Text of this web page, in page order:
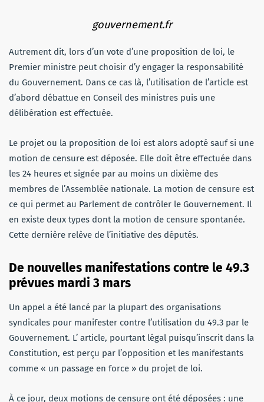
gouvernement.fr
Autrement dit, lors d’un vote d’une proposition de loi, le
Premier ministre peut choisir d’y engager la responsabilité
du Gouvernement. Dans ce cas là, l’utilisation de l’article est
d’abord débattue en Conseil des ministres puis une
délibération est effectuée.
Le projet ou la proposition de loi est alors adopté sauf si une
motion de censure est déposée. Elle doit être effectuée dans
les 24 heures et signée par au moins un dixième des
membres de l’Assemblée nationale. La motion de censure est
ce qui permet au Parlement de contrôler le Gouvernement. Il
en existe deux types dont la motion de censure spontanée.
Cette dernière relève de l’initiative des députés.
De nouvelles manifestations contre le 49.3
prévues mardi 3 mars
Un appel a été lancé par la plupart des organisations
syndicales pour manifester contre l’utilisation du 49.3 par le
Gouvernement. L’ article, pourtant légal puisqu’inscrit dans la
Constitution, est perçu par l’opposition et les manifestants
comme « un passage en force » du projet de loi.
À ce jour, deux motions de censure ont été déposées : une